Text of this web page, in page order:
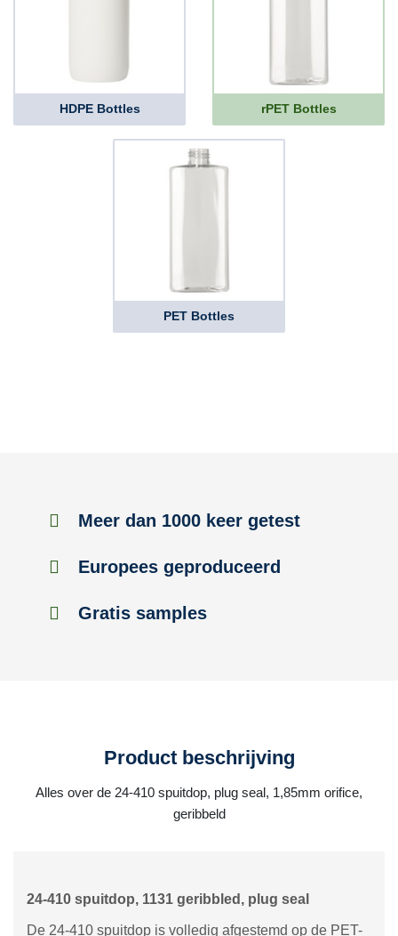
HDPE Bottles rPET Bottles
PET Bottles
Meer dan 1000 keer getest
Europees geproduceerd
Gratis samples
Product beschrijving
Alles over de 24-410 spuitdop, plug seal, 1,85mm orifice,
geribbeld
24-410 spuitdop, 1131 geribbled, plug seal
De 24-410 spuitdop is volledig afgestemd op de PET-